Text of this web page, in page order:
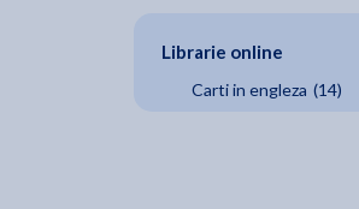
Librarie online
Carti in engleza (14)